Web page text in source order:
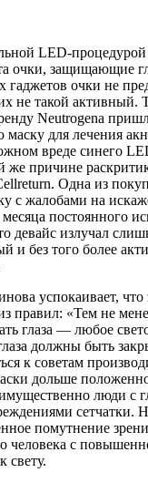
LED-процедурой
очки, защищающие
гаджетов очки не
не такой активный.
Neutrogеna
маску для лечения
вреде синего
же причине
Одна из
с жалобами на
постоянного
девайс излучал
и без того более
успокаивает,
правил: «Тем не
глаза — любое
должны быть
к советам
дольше
люди с
сетчатки.
помутнение
человека с
свету.